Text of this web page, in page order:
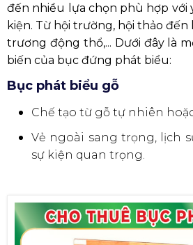
đến nhiều lựa chọn phù hợp với
kiện. Từ hội trường, hội thảo
trương động thổ,... Dưới đây là
biến của bục đứng phát biểu:
Bục phát biểu gỗ
Chế tạo từ gỗ tự nhiên
Vẻ ngoài sang trọng, lịch
sự kiện quan trọng.